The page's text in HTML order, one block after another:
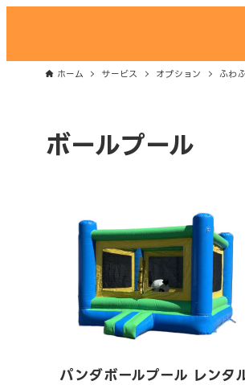
ホーム サービス オプション ふわ
ボールプール
パンダボールプール レンタ